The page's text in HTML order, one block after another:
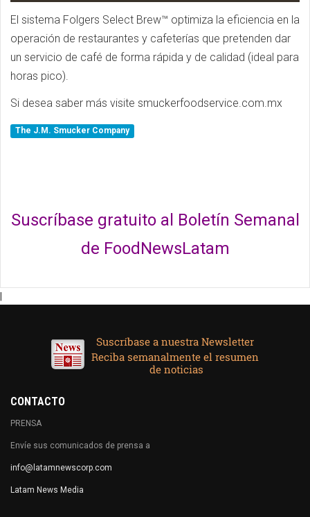
El sistema Folgers Select Brew™ optimiza la eficiencia en la
operación de restaurantes y cafeterías que pretenden dar
un servicio de café de forma rápida y de calidad (ideal para
horas pico).
Si desea saber más visite smuckerfoodservice.com.mx
The J.M. Smucker Company
Suscríbase gratuito al Boletín Semanal
de FoodNewsLatam
CONTACTO
PRENSA
Envíe sus comunicados de prensa a
info@latamnewscorp.com
Latam News Media